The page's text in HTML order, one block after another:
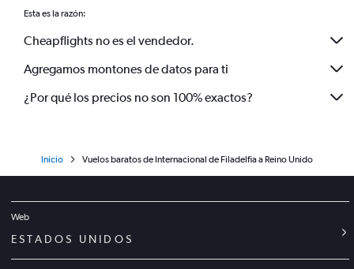
Esta es la razón:
Cheapflights no es el vendedor.
Agregamos montones de datos para ti
¿Por qué los precios no son 100% exactos?
Inicio Vuelos baratos de Internacional de Filadelfia a Reino Unido
Web
ESTADOS UNIDOS